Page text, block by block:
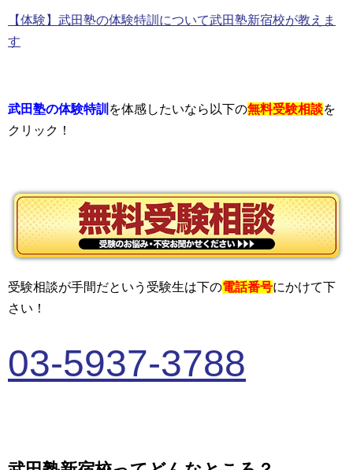
【体験】武田塾の体験特訓について武田塾新宿校が教えま
す
武田塾の体験特訓 を体感したいなら以下の無料受験相談を
クリック！
受験相談が手間だという受験生は下の電話番号にかけて下
さい！
03-5937-3788